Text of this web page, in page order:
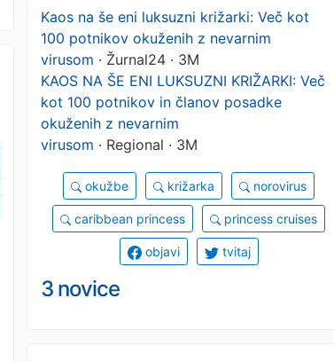
Kaos na še eni luksuzni križarki: Več kot
100 potnikov okuženih z nevarnim
virusom · Žurnal24 · 3M
KAOS NA ŠE ENI LUKSUZNI KRIŽARKI: Več
kot 100 potnikov in članov posadke
okuženih z nevarnim
virusom · Regional · 3M
okužbe križarka norovirus
caribbean princess princess cruises
objavi tvitaj
3 novice